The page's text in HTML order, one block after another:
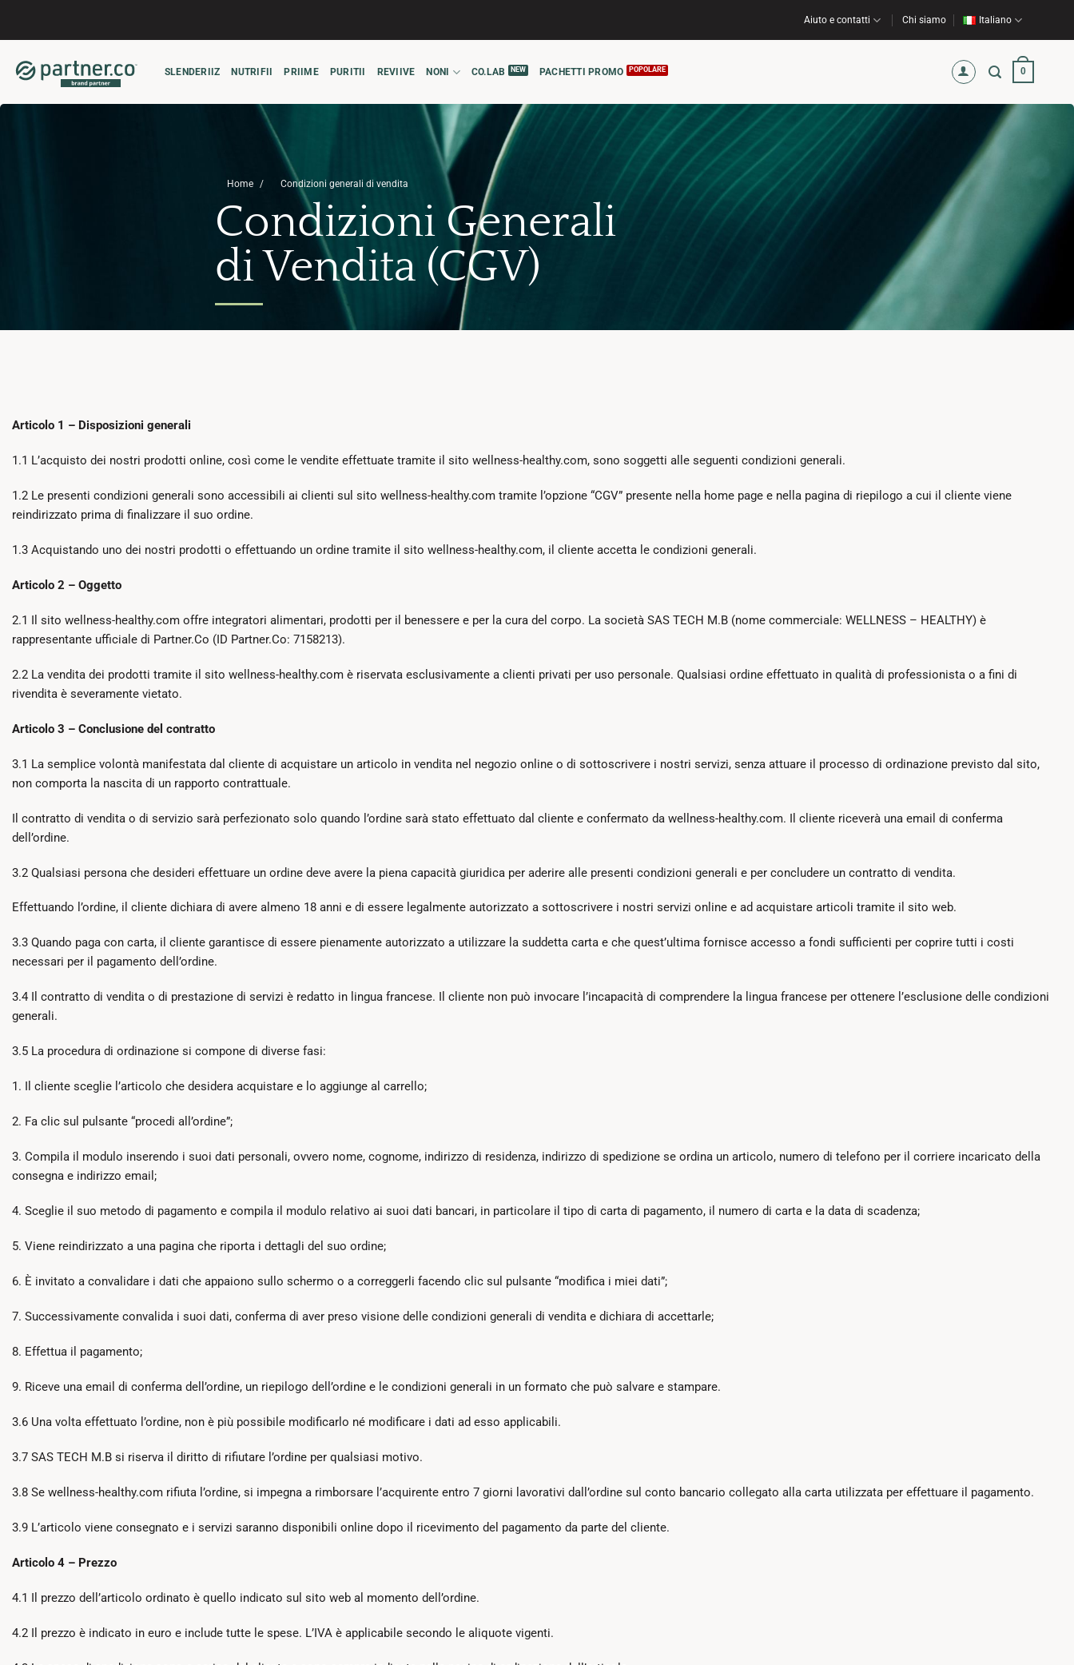
Aiuto e contatti Chi siamo Italiano
SLENDERIIZ NUTRIFII PRIIME PURITII REVIIVE NONI CO.LAB PACHETTI PROMO 0
Home Condizioni generali di vendita
Condizioni Generali
di Vendita (CGV)
Articolo 1 – Disposizioni generali
1.1 L’acquisto dei nostri prodotti online, così come le vendite effettuate tramite il sito wellness-healthy.com, sono soggetti alle seguenti condizioni generali.
1.2 Le presenti condizioni generali sono accessibili ai clienti sul sito wellness-healthy.com tramite l’opzione “CGV” presente nella home page e nella pagina di riepilogo a cui il cliente viene
reindirizzato prima di finalizzare il suo ordine.
1.3 Acquistando uno dei nostri prodotti o effettuando un ordine tramite il sito wellness-healthy.com, il cliente accetta le condizioni generali.
Articolo 2 – Oggetto
2.1 Il sito wellness-healthy.com offre integratori alimentari, prodotti per il benessere e per la cura del corpo. La società SAS TECH M.B (nome commerciale: WELLNESS – HEALTHY) è
rappresentante ufficiale di Partner.Co (ID Partner.Co: 7158213).
2.2 La vendita dei prodotti tramite il sito wellness-healthy.com è riservata esclusivamente a clienti privati per uso personale. Qualsiasi ordine effettuato in qualità di professionista o a fini di
rivendita è severamente vietato.
Articolo 3 – Conclusione del contratto
3.1 La semplice volontà manifestata dal cliente di acquistare un articolo in vendita nel negozio online o di sottoscrivere i nostri servizi, senza attuare il processo di ordinazione previsto dal sito,
non comporta la nascita di un rapporto contrattuale.
Il contratto di vendita o di servizio sarà perfezionato solo quando l’ordine sarà stato effettuato dal cliente e confermato da wellness-healthy.com. Il cliente riceverà una email di conferma
dell’ordine.
3.2 Qualsiasi persona che desideri effettuare un ordine deve avere la piena capacità giuridica per aderire alle presenti condizioni generali e per concludere un contratto di vendita.
Effettuando l’ordine, il cliente dichiara di avere almeno 18 anni e di essere legalmente autorizzato a sottoscrivere i nostri servizi online e ad acquistare articoli tramite il sito web.
3.3 Quando paga con carta, il cliente garantisce di essere pienamente autorizzato a utilizzare la suddetta carta e che quest’ultima fornisce accesso a fondi sufficienti per coprire tutti i costi
necessari per il pagamento dell’ordine.
3.4 Il contratto di vendita o di prestazione di servizi è redatto in lingua francese. Il cliente non può invocare l’incapacità di comprendere la lingua francese per ottenere l’esclusione delle condizioni
generali.
3.5 La procedura di ordinazione si compone di diverse fasi:
1. Il cliente sceglie l’articolo che desidera acquistare e lo aggiunge al carrello;
2. Fa clic sul pulsante “procedi all’ordine”;
3. Compila il modulo inserendo i suoi dati personali, ovvero nome, cognome, indirizzo di residenza, indirizzo di spedizione se ordina un articolo, numero di telefono per il corriere incaricato della
consegna e indirizzo email;
4. Sceglie il suo metodo di pagamento e compila il modulo relativo ai suoi dati bancari, in particolare il tipo di carta di pagamento, il numero di carta e la data di scadenza;
5. Viene reindirizzato a una pagina che riporta i dettagli del suo ordine;
6. È invitato a convalidare i dati che appaiono sullo schermo o a correggerli facendo clic sul pulsante “modifica i miei dati”;
7. Successivamente convalida i suoi dati, conferma di aver preso visione delle condizioni generali di vendita e dichiara di accettarle;
8. Effettua il pagamento;
9. Riceve una email di conferma dell’ordine, un riepilogo dell’ordine e le condizioni generali in un formato che può salvare e stampare.
3.6 Una volta effettuato l’ordine, non è più possibile modificarlo né modificare i dati ad esso applicabili.
3.7 SAS TECH M.B si riserva il diritto di rifiutare l’ordine per qualsiasi motivo.
3.8 Se wellness-healthy.com rifiuta l’ordine, si impegna a rimborsare l’acquirente entro 7 giorni lavorativi dall’ordine sul conto bancario collegato alla carta utilizzata per effettuare il pagamento.
3.9 L’articolo viene consegnato e i servizi saranno disponibili online dopo il ricevimento del pagamento da parte del cliente.
Articolo 4 – Prezzo
4.1 Il prezzo dell’articolo ordinato è quello indicato sul sito web al momento dell’ordine.
4.2 Il prezzo è indicato in euro e include tutte le spese. L’IVA è applicabile secondo le aliquote vigenti.